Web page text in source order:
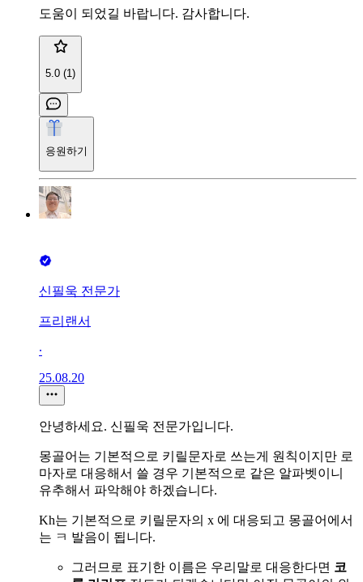
도움이 되었길 바랍니다. 감사합니다.
5.0 (1)
응원하기
신필욱 전문가
프리랜서
∙
25.08.20
안녕하세요. 신필욱 전문가입니다.
몽골어는 기본적으로 키릴문자로 쓰는게 원칙이지만 로
마자로 대응해서 쓸 경우 기본적으로 같은 알파벳이니
유추해서 파악해야 하겠습니다.
Kh는 기본적으로 키릴문자의 x 에 대응되고 몽골어에서
는 ㅋ 발음이 됩니다.
그러므로 표기한 이름은 우리말로 대응한다면 코